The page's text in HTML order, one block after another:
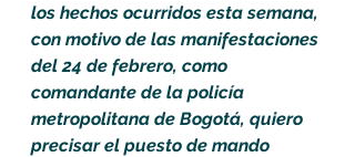
los hechos ocurridos esta semana,
con motivo de las manifestaciones
del 24 de febrero, como
comandante de la policía
metropolitana de Bogotá, quiero
precisar el puesto de mando